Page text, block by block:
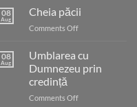
din
Indonezia
condamnat
presupusă
blasfemie
împotriva
08
Aug
Cheia păcii
Comments Offon
08
Aug
Umblarea cu
Dumnezeu prin
credință
Comments Offon